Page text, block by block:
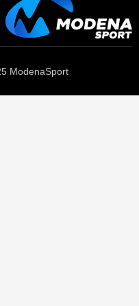
ModenaSport